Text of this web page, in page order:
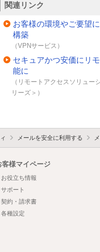
関連リンク
お客様の環境やご要望
構築
（VPNサービス）
セキュアかつ安価にリ
能に
（リモートアクセスソリュー
リーズ＞）
メールを安全に利用する
客様マイページ
お役立ち情報
サポート
契約・請求書
各種設定